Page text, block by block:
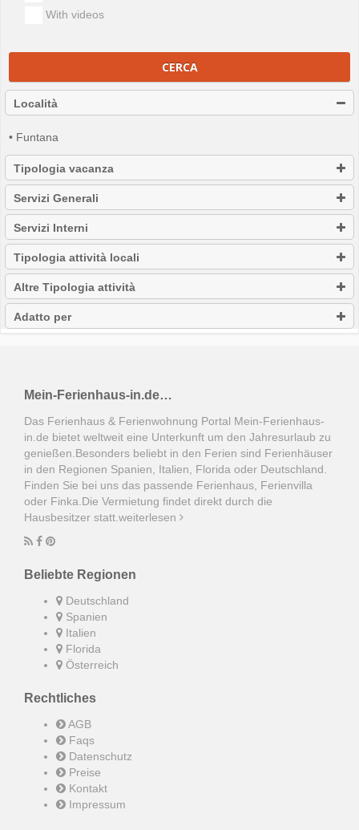
With videos
CERCA
Località
• Funtana
Tipologia vacanza
Servizi Generali
Servizi Interni
Tipologia attività locali
Altre Tipologia attività
Adatto per
Mein-Ferienhaus-in.de…
Das Ferienhaus & Ferienwohnung Portal Mein-Ferienhaus-
in.de bietet weltweit eine Unterkunft um den Jahresurlaub zu
genießen.Besonders beliebt in den Ferien sind Ferienhäuser
in den Regionen Spanien, Italien, Florida oder Deutschland.
Finden Sie bei uns das passende Ferienhaus, Ferienvilla
oder Finka.Die Vermietung findet direkt durch die
Hausbesitzer statt. weiterlesen
Beliebte Regionen
Deutschland
Spanien
Italien
Florida
Österreich
Rechtliches
AGB
Faqs
Datenschutz
Preise
Kontakt
Impressum